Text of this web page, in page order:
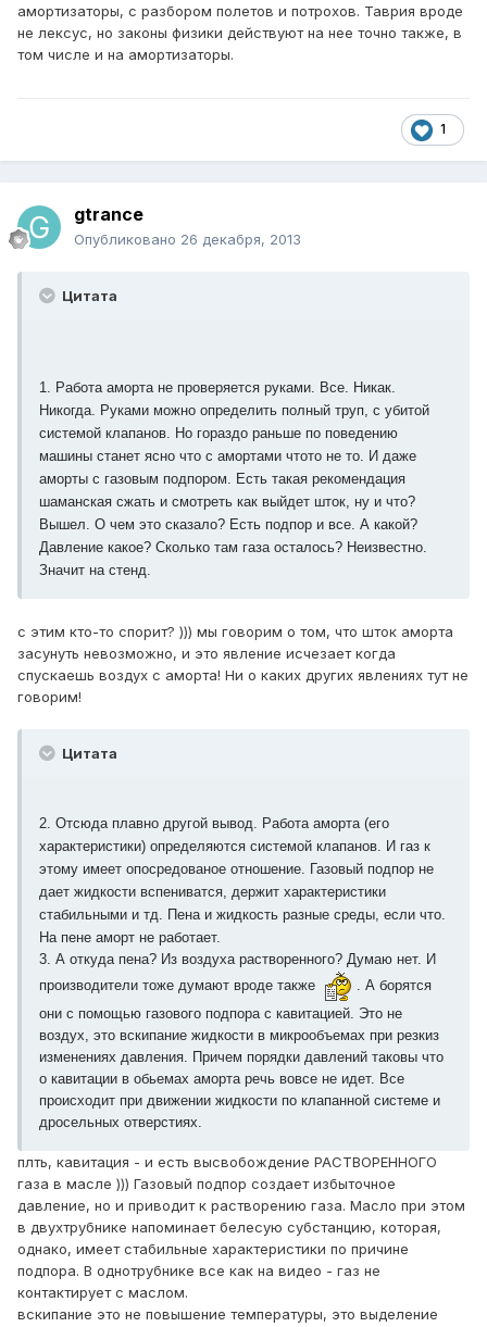
амортизаторы, с разбором полетов и потрохов. Таврия вроде
не лексус, но законы физики действуют на нее точно также, в
том числе и на амортизаторы.
1
gtrance
Опубликовано 26 декабря, 2013
Цитата
1. Работа аморта не проверяется руками. Все. Никак.
Никогда. Руками можно определить полный труп, с убитой
системой клапанов. Но гораздо раньше по поведению
машины станет ясно что с амортами чтото не то. И даже
аморты с газовым подпором. Есть такая рекомендация
шаманская сжать и смотреть как выйдет шток, ну и что?
Вышел. О чем это сказало? Есть подпор и все. А какой?
Давление какое? Сколько там газа осталось? Неизвестно.
Значит на стенд.
c этим кто-то спорит? ))) мы говорим о том, что шток аморта
засунуть невозможно, и это явление исчезает когда
спускаешь воздух с аморта! Ни о каких других явлениях тут не
говорим!
Цитата
2. Отсюда плавно другой вывод. Работа аморта (его
характеристики) определяются системой клапанов. И газ к
этому имеет опосредованое отношение. Газовый подпор не
дает жидкости вспениватся, держит характеристики
стабильными и тд. Пена и жидкость разные среды, если что.
На пене аморт не работает.
3. А откуда пена? Из воздуха растворенного? Думаю нет. И
производители тоже думают вроде также
. А борятся
они с помощью газового подпора с кавитацией. Это не
воздух, это вскипание жидкости в микрообъемах при резкиз
изменениях давления. Причем порядки давлений таковы что
о кавитации в обьемах аморта речь вовсе не идет. Все
происходит при движении жидкости по клапанной системе и
дросельных отверстиях.
плть, кавитация - и есть высвобождение РАСТВОРЕННОГО
газа в масле ))) Газовый подпор создает избыточное
давление, но и приводит к растворению газа. Масло при этом
в двухтрубнике напоминает белесую субстанцию, которая,
однако, имеет стабильные характеристики по причине
подпора. В однотрубнике все как на видео - газ не
контактирует с маслом.
вскипание это не повышение температуры, это выделение